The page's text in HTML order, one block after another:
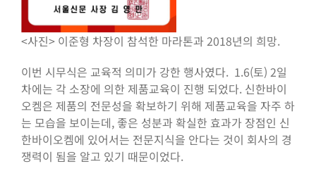
<사진> 이준형 차장이 참석한 마라톤과 2018년의 희망.
이번 시무식은 교육적 의미가 강한 행사였다. 1.6(토) 2일
차에는 각 소장에 의한 제품교육이 진행 되었다. 신한바이
오켐은 제품의 전문성을 확보하기 위해 제품교육을 자주 하
는 모습을 보이는데, 좋은 성분과 확실한 효과가 장점인 신
한바이오켐에 있어서는 전문지식을 안다는 것이 회사의 경
쟁력이 됨을 알고 있기 때문이었다.